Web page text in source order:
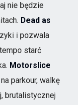
nie będzie
Dead as
i pozwala
starć
Motorslice
parkour, walkę
brutalistycznej